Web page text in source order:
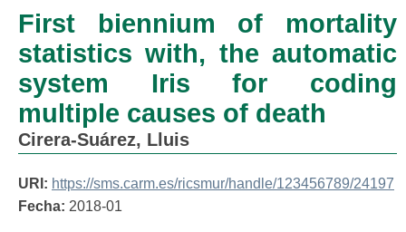
First biennium of mortality
statistics with, the automatic
system Iris for coding
multiple causes of death
Cirera-Suárez, Lluis
URI: https://sms.carm.es/ricsmur/handle/123456789/24197
Fecha: 2018-01